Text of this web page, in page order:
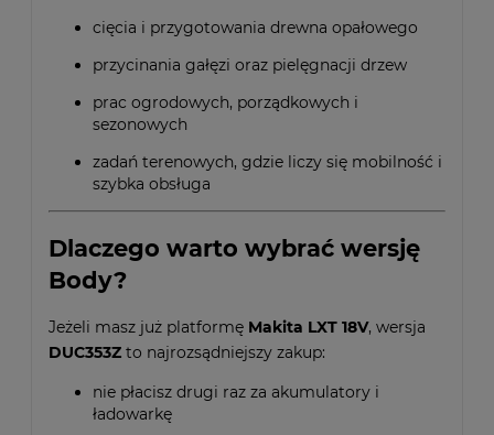
cięcia i przygotowania drewna opałowego
przycinania gałęzi oraz pielęgnacji drzew
prac ogrodowych, porządkowych i
sezonowych
zadań terenowych, gdzie liczy się mobilność i
szybka obsługa
Dlaczego warto wybrać wersję
Body?
Jeżeli masz już platformę Makita LXT 18V, wersja
DUC353Z to najrozsądniejszy zakup:
nie płacisz drugi raz za akumulatory i
ładowarkę